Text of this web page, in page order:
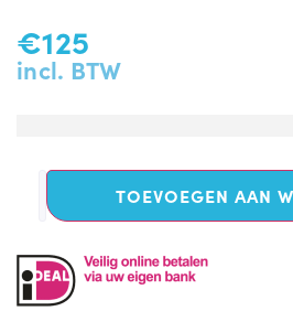
€125
incl. BTW
TOEVOEGEN AAN